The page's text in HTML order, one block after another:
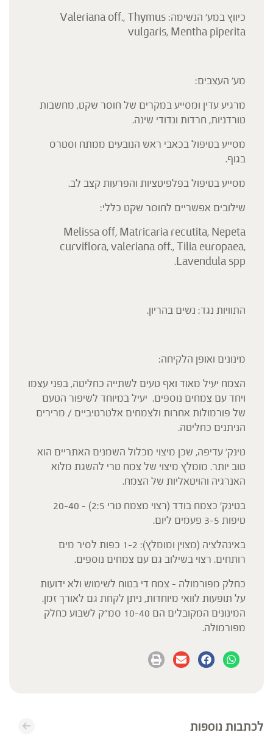
כיווץ במע' הנשימה: Valeriana off., Thymus
vulgaris, Mentha piperita
מע' העצבים:
מרגיע עדין ומסייע במקרים של חוסר שקט, מחשבות
טורדניות, חרדות ונדודי שינה.
מסייע בטיפול בכאבי ראש הנובעים ממתח וסטרס
בגוף.
מסייע בטיפול בפלפיטציות והפרעות קצב לב.
שילובים אפשריים לחוסר שקט כללי:
Melissa off, Matricaria recutita, Nepeta
curviflora, valeriana off., Tilia europaea,
Lavendula spp.
התוויות נגד: נשים בהריון.
מינונים ואופן הלקיחה:
הצמח יעיל מאוד ואף טעים לשתייה כחליטה, בפני עצמו
ויחד עם צמחים נוספים. יעיל במיוחד לשיפור הטעם
של פורמולות אחרות ולצמחים אלטרטיביים / מרירים
הניתנים כחליטה.
טינק' עדיפה, שכן מיצוי מכלול השמנים האתריים הוא
טוב יותר. מומלץ מיצוי של צמח טרי להשגת מלוא
האנרגיה והויטאליות של הצמח.
בטינק' כצמח בודד (רצוי מצמח טרי 2:5) – 20-40
טיפות 3-5 פעמים ליום.
באינהלציה (מצוין ומומלץ): 1-2 כפות לסיר מים
רותחים. רצוי בשילוב גם עם צמחים נוספים.
כחלק מפורמולה – צמח די בטוח לשימוש ולא ידועות
על תופעות לוואי מיוחדות, ניתן לקחת גם לאורך זמן.
המינונים המקובלים הם 10-40 סמ"ק לשבוע כחלק
מפורמולה.
לכתבות נוספות